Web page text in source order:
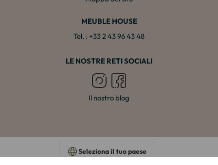
MEUBLE HOUSE
Tel. : +33 2 43 96 43 48
LE NOSTRE RETI SOCIALI
Il nostro blog
Seleziona il tuo paese